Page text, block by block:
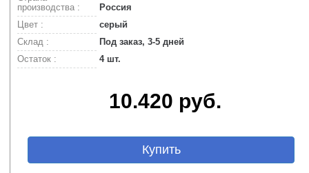
производства :
Россия
Цвет :
серый
Склад :
Под заказ, 3-5 дней
Остаток :
4 шт.
10.420 руб.
Купить